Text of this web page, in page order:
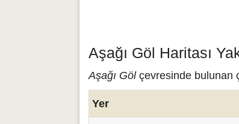
Aşağı Göl Haritası
Aşağı Gölçevresinde bulunan
Yer